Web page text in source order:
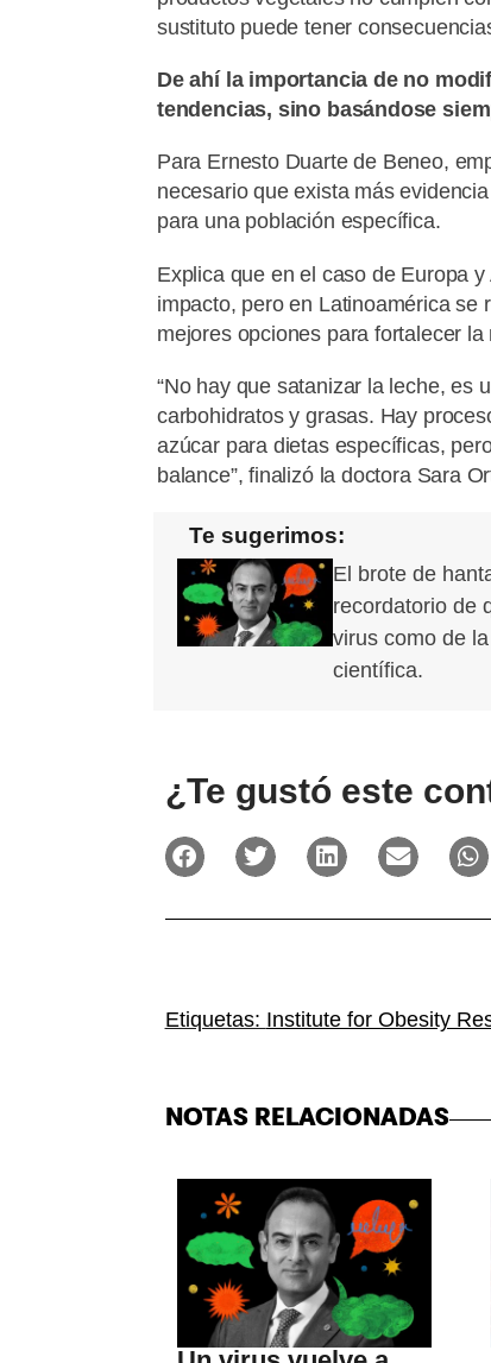
sustituto puede tener
De ahí la importancia de no
tendencias, sino basándose
Para Ernesto Duarte de Beneo,
necesario que exista más
para una población específica.
Explica que en el caso de Europa
impacto, pero en Latinoamérica se
mejores opciones para fortalecer
“No hay que satanizar la leche, es
carbohidratos y grasas. Hay
azúcar para dietas específicas,
balance”, finalizó la doctora Sara
Te sugerimos:
El brote de
recordatorio de
virus como de
científica.
¿Te gustó este
Etiquetas: Institute for Obesity
NOTAS RELACIONADAS